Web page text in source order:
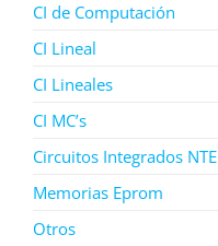
CI de Computación
CI Lineal
CI Lineales
CI MC’s
Circuitos Integrados NTE
Memorias Eprom
Otros